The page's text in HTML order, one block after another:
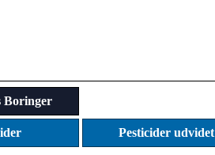
Boringer
Pesticider udvidet